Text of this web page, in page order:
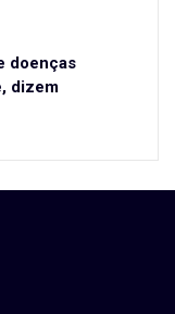
doenças
dizem